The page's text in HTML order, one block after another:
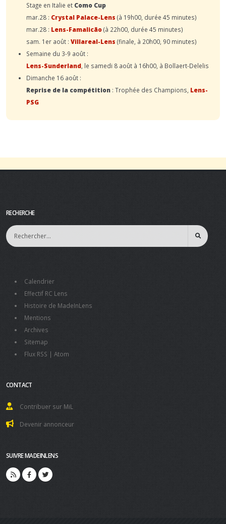
Stage en Italie et Como Cup
mar.28 : Crystal Palace-Lens (à 19h00, durée 45 minutes)
mar.28 : Lens-Famalicão(à 22h00, durée 45 minutes)
sam. 1er août : Villareal-Lens (finale, à 20h00, 90 minutes)
Semaine du 3-9 août :
Lens-Sunderland , le samedi 8 août à 16h00, à Bollaert-Delelis
Dimanche 16 août :
Reprise de la compétition : Trophée des Champions, Lens-
PSG
RECHERCHE
Calendrier
Effectif RC Lens
Histoire de MadeInLens
Mentions
Archives
Sitemap
Flux RSS | Atom
CONTACT
Contribuer sur MiL
Devenir annonceur
SUIVRE MADEINLENS